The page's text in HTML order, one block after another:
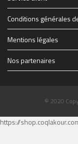
Conditions générales
Mentions légales
Nos partenaires
© 2020
https://